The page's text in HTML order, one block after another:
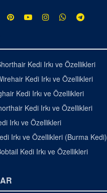
Kedi Irkı ve Özellikleri
Kedi Irkı ve Özellikleri
Kedi Irkı ve Özellikleri
Kedi Irkı ve Özellikleri
Irkı ve Özellikleri
Irkı ve Özellikleri (Burma Kedi)
Kedi Irkı ve Özellikleri